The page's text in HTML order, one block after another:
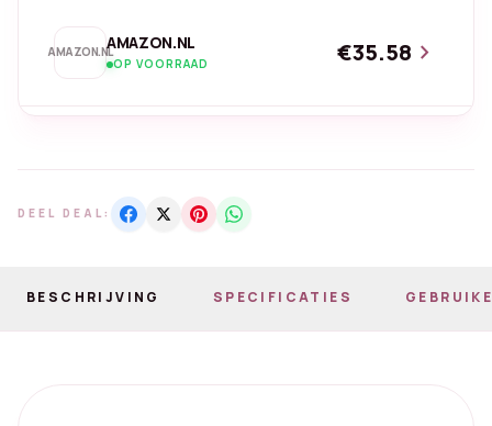
AMAZON.NLAMAZON.NL
OP VOORRAAD €35.58 chevron_right
DEEL DEAL:
BESCHRIJVING SPECIFICATIES